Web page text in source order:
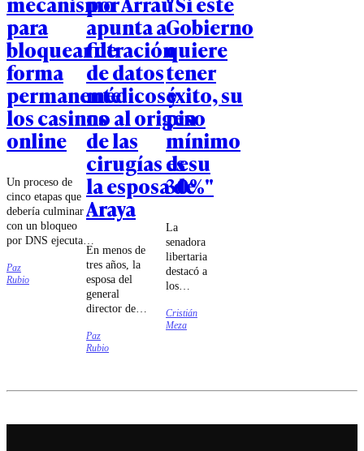
para
bloquear de
forma
permanente
los casinos
online
Un proceso de
cinco etapas que
debería culminar
con un bloqueo
por DNS ejecutado
por las compañías
de
telecomunicaciones
Paz
Rubio
apunta a
filtración
de datos
médicos y
no al origen
de las
cirugías de
la esposa de
Araya
En menos de
tres años, la
esposa del
general
director de
se sometió a
cuatro
duda.
Paz
Rubio
Gobierno
quiere
tener
éxito, su
piso
mínimo
es su
30%"
La
senadora
libertaria
destacó a
los
Jorge
Quiroz e
la batalla
Cristián
Meza